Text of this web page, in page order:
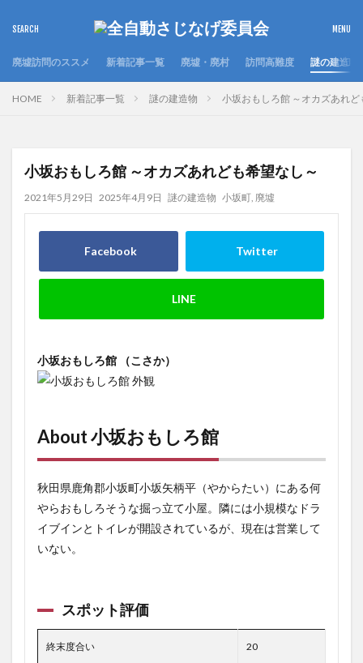
廃墟訪問のススメ 新着記事一覧 廃墟・廃村 訪問高難度 謎の建造物
HOME 新着記事一覧 謎の建造物 小坂おもしろ館 ～オカズあれ
小坂おもしろ館 ～オカズあれども希望なし～
2021年5月29日 2025年4月9日 謎の建造物 小坂町, 廃墟
小坂おもしろ館 （こさか）
About 小坂おもしろ館
秋田県鹿角郡小坂町小坂矢柄平（やからたい）にある何
やらおもしろそうな掘っ立て小屋。隣には小規模なドラ
イブインとトイレが開設されているが、現在は営業して
いない。
スポット評価
終末度合い 20